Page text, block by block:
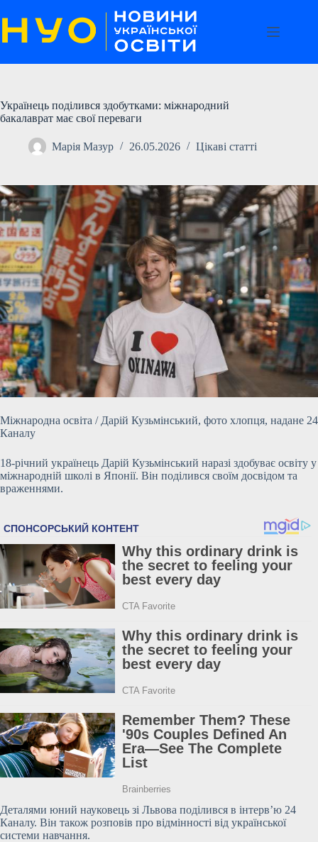
до
вмісту
Українець поділився здобутками: міжнародний
бакалаврат має свої переваги
Марія Мазур 26.05.2026 Цікаві статті
Міжнародна освіта / Дарій Кузьмінський, фото хлопця, надане 24
Каналу
18-річний українець Дарій Кузьмінський наразі здобуває освіту у
міжнародній школі в Японії. Він поділився своїм досвідом та
враженнями.
Деталями юний науковець зі Львова поділився в інтерв’ю 24
Каналу. Він також розповів про відмінності від української
системи навчання.